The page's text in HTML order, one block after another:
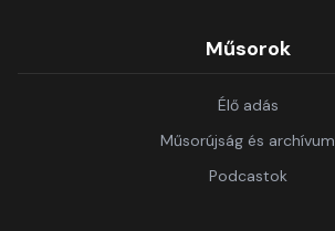
Műsorok
Élő adás
Műsorújság és archívum
Podcastok